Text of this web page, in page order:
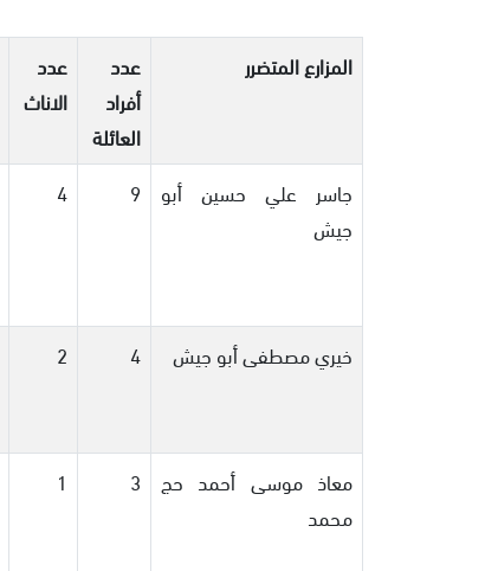
المزارع المتضرر
عدد
أفراد
العائلة
عدد
الاناث
جاسر علي حسين أبو
جيش
9
4
خيري مصطفى أبو جيش
4
2
معاذ موسى أحمد حج
محمد
3
1